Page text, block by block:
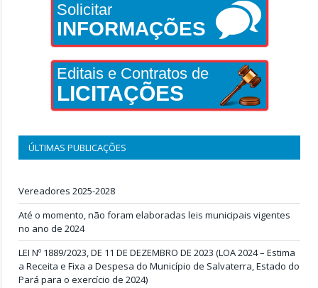
Solicitar
INFORMAÇÕES
Editais e Contratos de
LICITAÇÕES
ÚLTIMAS PUBLICAÇÕES
Vereadores 2025-2028
Até o momento, não foram elaboradas leis municipais vigentes
no ano de 2024
LEI Nº 1889/2023, DE 11 DE DEZEMBRO DE 2023 (LOA 2024 – Estima
a Receita e Fixa a Despesa do Município de Salvaterra, Estado do
Pará para o exercício de 2024)